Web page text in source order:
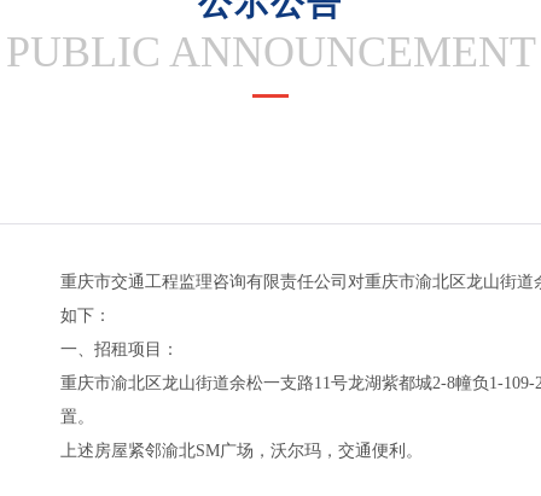
PUBLIC ANNOUNCEMENT
重庆市交通工程监理咨询有限责任公司对重庆市渝北区龙山街
如下：
一、招租项目：
重庆市渝北区龙山街道余松一支路11号龙湖紫都城2-8幢负1-
置。
上述房屋紧邻渝北SM广场，沃尔玛，交通便利。